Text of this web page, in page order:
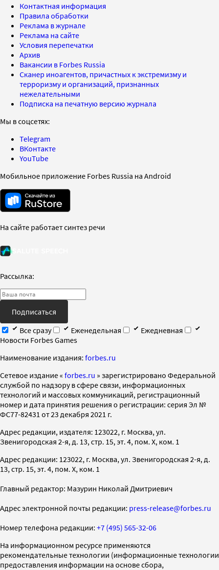
Контактная информация
Правила обработки
Реклама в журнале
Реклама на сайте
Условия перепечатки
Архив
Вакансии в Forbes Russia
Сканер иноагентов, причастных к экстремизму и
терроризму и организаций, признанных
нежелательными
Подписка на печатную версию журнала
Мы в соцсетях:
Telegram
ВКонтакте
YouTube
Мобильное приложение Forbes Russia на Android
На сайте работает синтез речи
Рассылка:
Подписаться
Все сразу
Еженедельная
Ежедневная
Новости Forbes Games
Наименование издания: forbes.ru
Cетевое издание « forbes.ru » зарегистрировано Федеральной
службой по надзору в сфере связи, информационных
технологий и массовых коммуникаций, регистрационный
номер и дата принятия решения о регистрации: серия Эл №
ФС77-82431 от 23 декабря 2021 г.
Адрес редакции, издателя: 123022, г. Москва, ул.
Звенигородская 2-я, д. 13, стр. 15, эт. 4, пом. X, ком. 1
Адрес редакции: 123022, г. Москва, ул. Звенигородская 2-я, д.
13, стр. 15, эт. 4, пом. X, ком. 1
Главный редактор: Мазурин Николай Дмитриевич
Адрес электронной почты редакции: press-release@forbes.ru
Номер телефона редакции: +7 (495) 565-32-06
На информационном ресурсе применяются
рекомендательные технологии (информационные технологии
предоставления информации на основе сбора,